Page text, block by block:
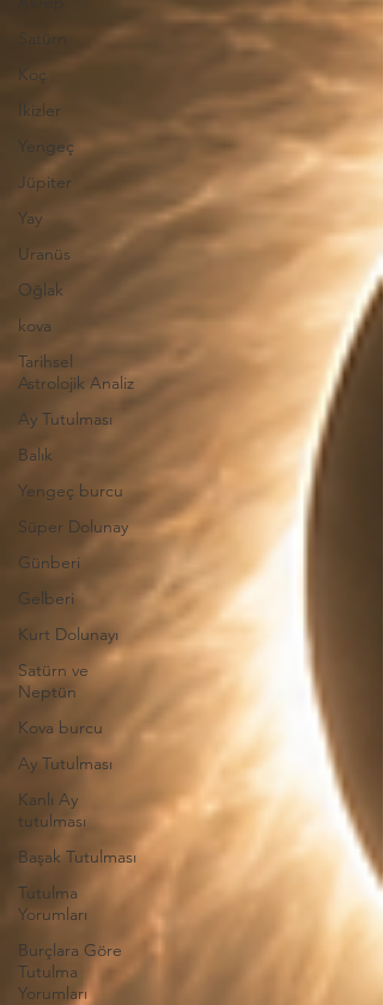
Satürn
Koç
İkizler
Yengeç
Jüpiter
Yay
Uranüs
Oğlak
kova
Tarihsel
Astrolojik Analiz
Ay Tutulması
Balık
Yengeç burcu
Süper Dolunay
Günberi
Gelberi
Kurt Dolunayı
Satürn ve
Neptün
Kova burcu
Ay Tutulması
Kanlı Ay
tutulması
Başak Tutulması
Tutulma
Yorumları
Burçlara Göre
Tutulma
Yorumları